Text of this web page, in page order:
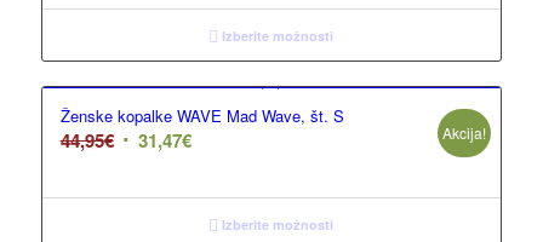
Izberite možnosti
Ženske kopalke WAVE Mad Wave, št. S
44,95€ 31,47€ Akcija!
Izberite možnosti